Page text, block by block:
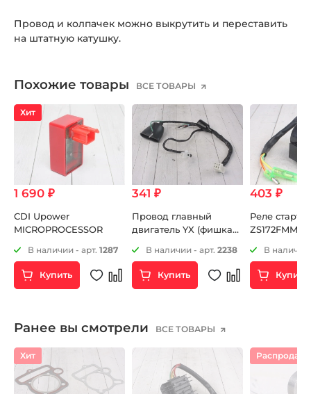
Провод и колпачек можно выкрутить и переставить
на штатную катушку.
Похожие товары ВСЕ ТОВАРЫ
Хит
1 690 ₽
CDI Upower
MICROPROCESSOR
В наличии - арт. 1287
Купить
341 ₽
Провод главный
двигатель YX (фишка
двигатель)
В наличии - арт. 2238
Купить
403 ₽
Реле
ZS172FMM-
ZS172FMM-7
В наличии
Купить
Ранее вы смотрели ВСЕ ТОВАРЫ
Хит Распродажа